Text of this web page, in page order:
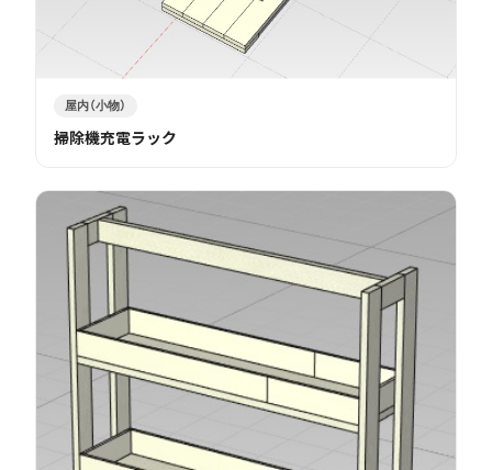
屋内（小物）
掃除機充電ラック